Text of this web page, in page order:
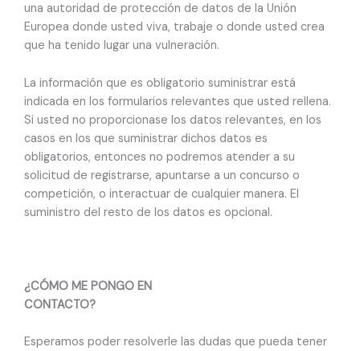
una autoridad de protección de datos de la Unión
Europea donde usted viva, trabaje o donde usted crea
que ha tenido lugar una vulneración.
La información que es obligatorio suministrar está
indicada en los formularios relevantes que usted rellena.
Si usted no proporcionase los datos relevantes, en los
casos en los que suministrar dichos datos es
obligatorios, entonces no podremos atender a su
solicitud de registrarse, apuntarse a un concurso o
competición, o interactuar de cualquier manera. El
suministro del resto de los datos es opcional.
¿CÓMO ME PONGO EN
CONTACTO?
Esperamos poder resolverle las dudas que pueda tener